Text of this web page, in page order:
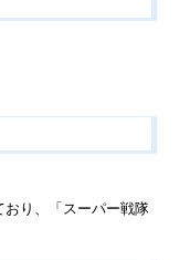
り、「スーパー戦隊